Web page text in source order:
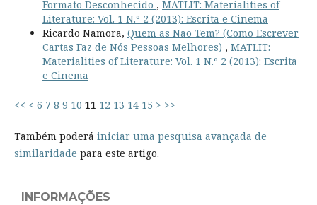
Formato Desconhecido , MATLIT: Materialities of
Literature: Vol. 1 N.º 2 (2013): Escrita e Cinema
Ricardo Namora, Quem as Não Tem? (Como Escrever
Cartas Faz de Nós Pessoas Melhores) , MATLIT:
Materialities of Literature: Vol. 1 N.º 2 (2013): Escrita
e Cinema
<< < 6 7 8 9 10 11 12 13 14 15 > >>
Também poderá iniciar uma pesquisa avançada de
similaridade para este artigo.
INFORMAÇÕES